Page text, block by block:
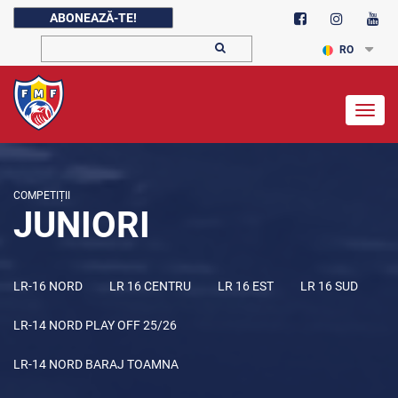
ABONEAZĂ-TE!
RO
COMPETIȚII
JUNIORI
LR-16 NORD LR 16 CENTRU LR 16 EST LR 16 SUD
LR-14 NORD PLAY OFF 25/26
LR-14 NORD BARAJ TOAMNA